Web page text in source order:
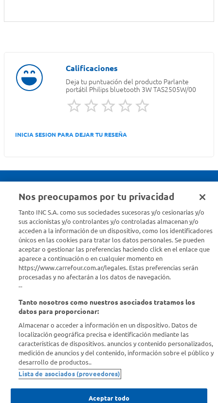
Deja tu puntuación del producto Parlante
portátil Philips bluetooth 3W TAS2505W/00
INICIA SESION PARA DEJAR TU RESEÑA
Seguinos en :
Estamos para ayudarte
¿Tenés una consulta? Comunicate con nosotros acá
Descubrí Carrefour
Conocenos
Info útil
Comprá Online
Enterate de nuestras ofertas
Dejanos tu mail para recibir todas las ofertas y promociones antes
Nos preocupamos por tu privacidad
Tanto INC S.A. como sus sociedades sucesoras y/o cesionarias y/o
sus accionistas y/o controlantes y/o controladas almacenan y/o
acceden a la información de un dispositivo, como los identificadores
únicos en las cookies para tratar los datos personales. Se pueden
aceptar o gestionar las preferencias haciendo click en el enlace que
aparece a continuación o en cualquier momento en
https://www.carrefour.com.ar/legales. Estas preferencias serán
procesadas y no afectarán a los datos de navegación.
--
Tanto nosotros como nuestros asociados tratamos los
datos para proporcionar:
Almacenar o acceder a información en un dispositivo. Datos de
localización geográfica precisa e identificación mediante las
características de dispositivos. anuncios y contenido personalizados,
medición de anuncios y del contenido, información sobre el público y
desarrollo de productos..
Lista de asociados (proveedores)
Aceptar todo